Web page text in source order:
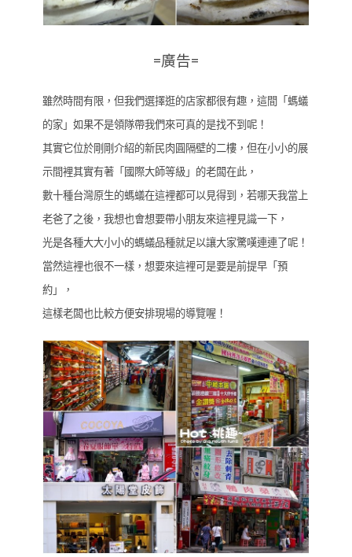
=廣告=
雖然時間有限，但我們選擇逛的店家都很有趣，這間「螞蟻
的家」如果不是領隊帶我們來可真的是找不到呢！
其實它位於剛剛介紹的新民肉圓隔壁的二樓，但在小小的展
示間裡其實有著「國際大師等級」的老闆在此，
數十種台灣原生的螞蟻在這裡都可以見得到，若哪天我當上
老爸了之後，我想也會想要帶小朋友來這裡見識一下，
光是各種大大小小的螞蟻品種就足以讓大家驚嘆連連了呢！
當然這裡也很不一樣，想要來這裡可是要是前提早「預
約」，
這樣老闆也比較方便安排現場的導覽喔！